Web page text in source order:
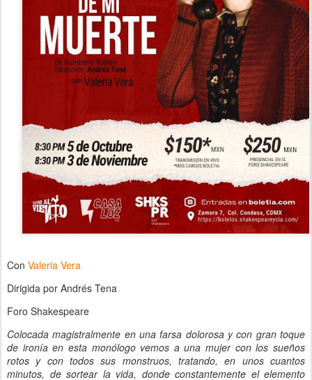
Con Valeria Vera
Dirigida por Andrés Tena
Foro Shakespeare
Colocada magistralmente en una farsa dolorosa y con gran toque
de ironía en esta monólogo vemos a una mujer con los sueños
rotos y con todos sus monstruos, tratando, en unos cuantos
minutos, de sortear la vida, donde constantemente el elemento